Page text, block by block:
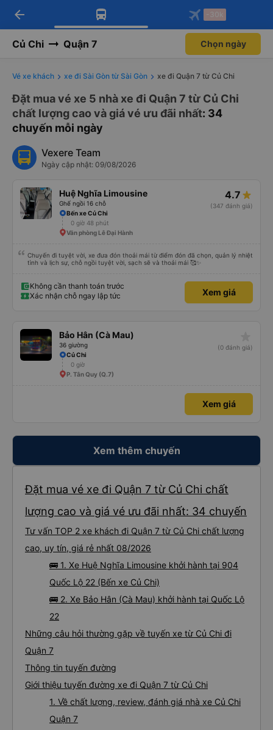
Tải app Vexere ngay!
Nhận ưu đãi thành viên độc
Mở app
Tải app Vexere
-30k/ghế khi đặt vé máy bay qua
Mở app
arrow_back -30k
Củ Chi Quận 7 Chọn ngày
Vé xe khách xe đi Sài Gòn từ Sài Gòn xe đi Quận 7 từ Củ Chi
Đặt mua vé xe 5 nhà xe đi Quận 7 từ Củ Chi
chất lượng cao và giá vé ưu đãi nhất: 34
chuyến mỗi ngày
Vexere Team
Ngày cập nhật: 09/08/2026
Huệ Nghĩa Limousine
Ghế ngồi 16 chỗ
4.7
(347 đánh giá)
Bến xe Củ Chi
0 giờ 48 phút
Văn phòng Lê Đại Hành
Chuyến đi tuyệt vời, xe đưa đón thoải mái từ điểm đón đã chọn, quản lý nhiệt
tình và lịch sự, chỗ ngồi tuyệt vời, sạch sẽ và thoải mái 🥰✨
Không cần thanh toán trước
Xác nhận chỗ ngay lập tức
Xem giá
Bảo Hân (Cà Mau)
36 giường
(0 đánh giá)
Củ Chi
0 giờ
P. Tân Quy (Q.7)
Xem giá
Xem thêm chuyến
Đặt mua vé xe đi Quận 7 từ Củ Chi chất
lượng cao và giá vé ưu đãi nhất: 34 chuyến
Tư vấn TOP 2 xe khách đi Quận 7 từ Củ Chi chất lượng
cao, uy tín, giá rẻ nhất 08/2026
🚌 1. Xe Huệ Nghĩa Limousine khởi hành tại 904
Quốc Lộ 22 (Bến xe Củ Chi)
🚌 2. Xe Bảo Hân (Cà Mau) khởi hành tại Quốc Lộ
22
Những câu hỏi thường gặp về tuyến xe từ Củ Chi đi
Quận 7
Thông tin tuyến đường
Giới thiệu tuyến đường xe đi Quận 7 từ Củ Chi
1. Về chất lượng, review, đánh giá nhà xe Củ Chi
Quận 7